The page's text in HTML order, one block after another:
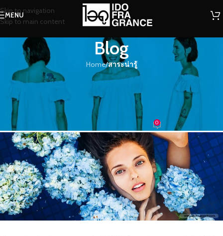
Skip to navigation
Skip to main content
MENU
Blog
Home/สาระน่ารู้
สาระน่ารู้
การใช้ความหอมในการผ่อนคลาย
ด้วยกลิ่นหอมๆ แบบชาวสปา
น้องน้ำหอม On 03/10/2016 0